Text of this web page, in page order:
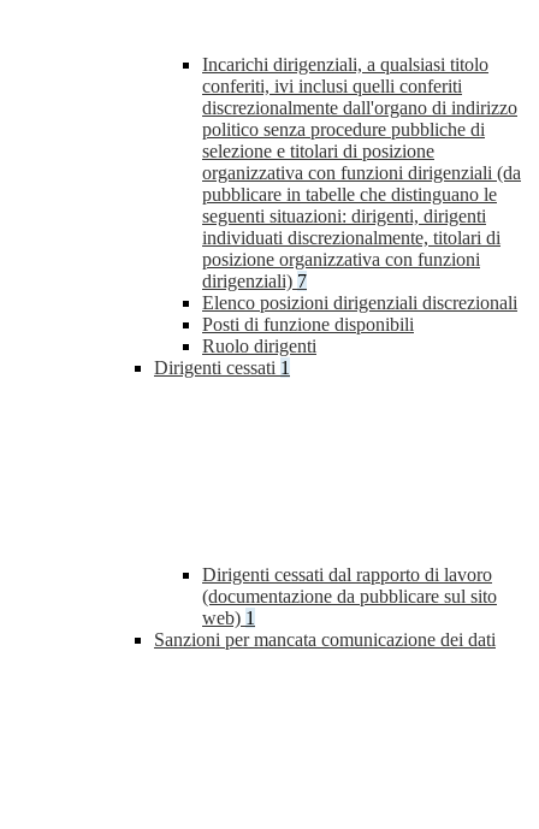
Incarichi dirigenziali, a qualsiasi titolo
conferiti, ivi inclusi quelli conferiti
discrezionalmente dall'organo di indirizzo
politico senza procedure pubbliche di
selezione e titolari di posizione
organizzativa con funzioni dirigenziali (da
pubblicare in tabelle che distinguano le
seguenti situazioni: dirigenti, dirigenti
individuati discrezionalmente, titolari di
posizione organizzativa con funzioni
dirigenziali) 7
Elenco posizioni dirigenziali discrezionali
Posti di funzione disponibili
Ruolo dirigenti
Dirigenti cessati 1
Dirigenti cessati dal rapporto di lavoro
(documentazione da pubblicare sul sito
web) 1
Sanzioni per mancata comunicazione dei dati